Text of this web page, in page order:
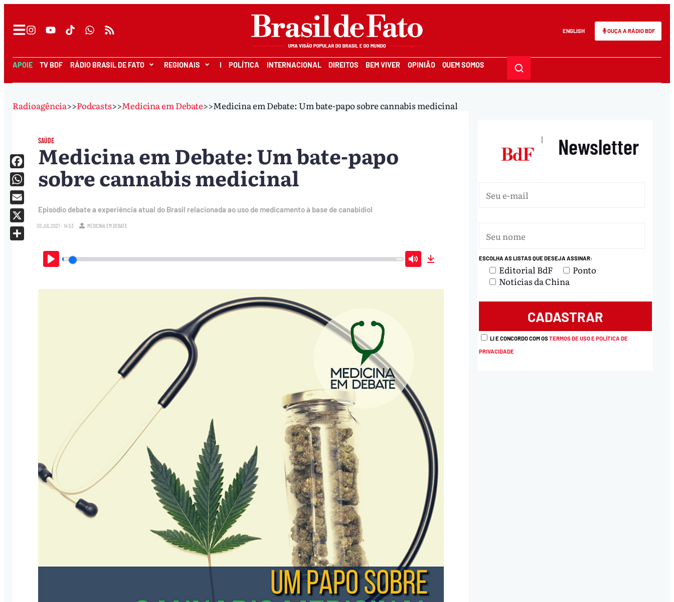
ENGLISH OUÇA A RÁDIO BDF
APOIE TV BDF RÁDIO BRASIL DE FATO REGIONAIS I POLÍTICA INTERNACIONAL DIREITOS BEM VIVER OPINIÃO QUEM SOMOS
Radioagência>>Podcasts>>Medicina em Debate>>Medicina em Debate: Um bate-papo sobre cannabis medicinal
SAÚDE
Medicina em Debate: Um bate-papo
sobre cannabis medicinal
Episódio debate a experiência atual do Brasil relacionada ao uso de medicamento à base de canabidiol
30.JUL.2021 - 14:53 MEDICINA EM DEBATE
Play Mute
Facebook
WhatsApp
Email
X
| Newsletter
ESCOLHA AS LISTAS QUE DESEJA ASSINAR:
Editorial BdF
Ponto
Notícias da China
LI E CONCORDO COM OSTERMOS DE USO E POLÍTICA DE
PRIVACIDADE